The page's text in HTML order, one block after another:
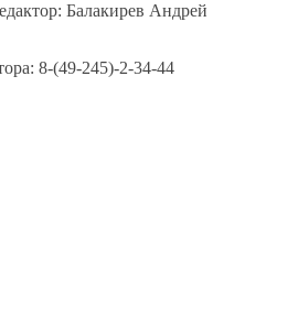
Балакирев Андрей
8-(49-245)-2-34-44